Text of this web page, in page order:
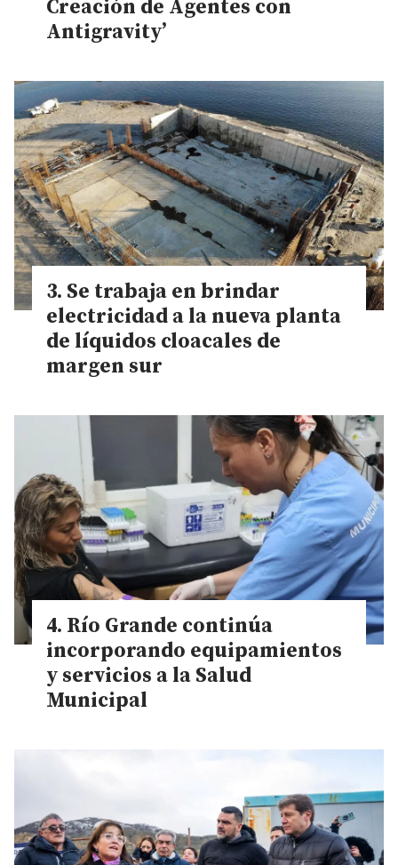
Creación de Agentes con
Antigravity’
Se trabaja en brindar
electricidad a la nueva planta
de líquidos cloacales de
margen sur
Río Grande continúa
incorporando equipamientos
y servicios a la Salud
Municipal